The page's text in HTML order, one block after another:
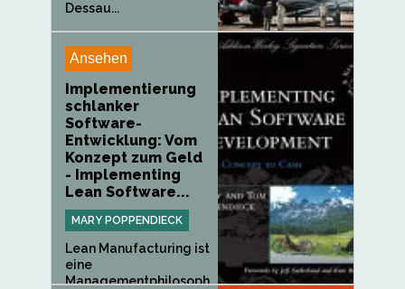
Dessau...
Ansehen
Implementierung
schlanker
Software-
Entwicklung: Vom
Konzept zum Geld
- Implementing
Lean Software...
MARY POPPENDIECK
Lean Manufacturing ist
eine
Managementphilosoph